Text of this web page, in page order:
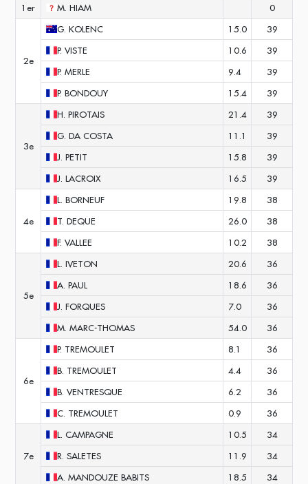
1er M. HIAM 0
2e
G. KOLENC 15.0
39
P. VISTE 10.6
39
P. MERLE 9.4
39
P. BONDOUY 15.4 39
3e
H. PIROTAIS 21.4
39
G. DA COSTA 11.1
39
J. PETIT 15.8
39
J. LACROIX 16.5 39
4e
L. BORNEUF 19.8
38
T. DEQUE 26.0
38
F. VALLEE 10.2 38
5e
L. IVETON 20.6
36
A. PAUL 18.6
36
J. FORQUES 7.0
36
M. MARC-THOMAS 54.0 36
6e
P. TREMOULET 8.1
36
B. TREMOULET 4.4
36
B. VENTRESQUE 6.2
36
C. TREMOULET 0.9 36
7e
L. CAMPAGNE 10.5
34
R. SALETES 11.9
34
A. MANDOUZE BABITS 18.5 34